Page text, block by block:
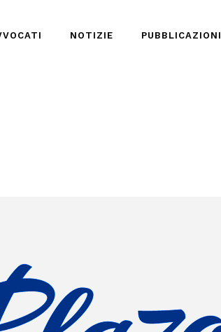
NOTIZIE PUBBLICAZIONI